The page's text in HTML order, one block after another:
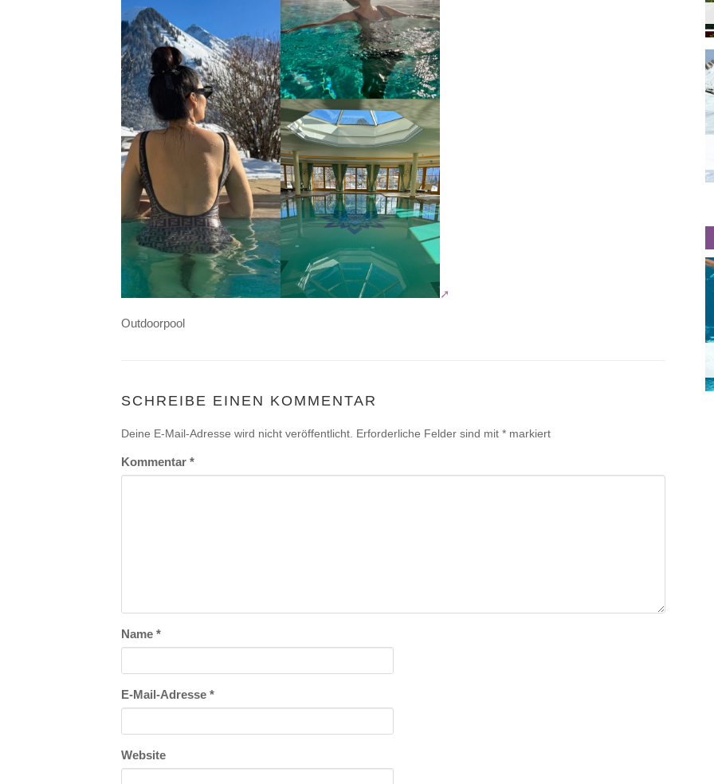
Outdoorpool
SCHREIBE EINEN KOMMENTAR
Deine E-Mail-Adresse wird nicht veröffentlicht. Erforderliche Felder sind mit * markiert
Kommentar *
Name *
E-Mail-Adresse *
Website